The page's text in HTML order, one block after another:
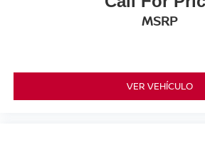
MSRP
VER VEHÍCULO